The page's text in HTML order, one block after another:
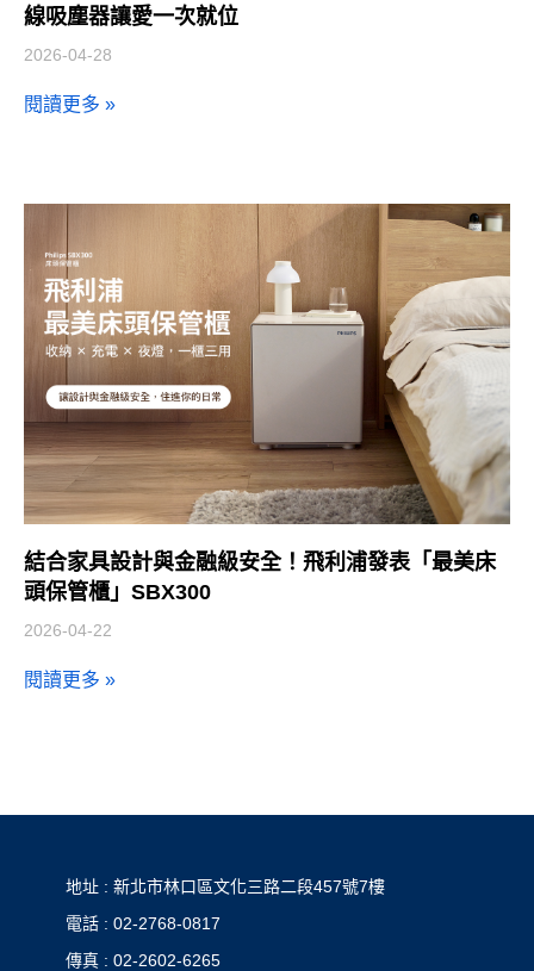
線吸塵器讓愛一次就位
2026-04-28
閱讀更多 »
結合家具設計與金融級安全！飛利浦發表「最美床
頭保管櫃」SBX300
2026-04-22
閱讀更多 »
地址 : 新北市林口區文化三路二段457號7樓
電話 : 02-2768-0817
傳真 : 02-2602-6265